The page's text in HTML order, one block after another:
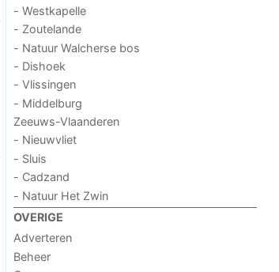
- Westkapelle
- Zoutelande
- Natuur Walcherse bos
- Dishoek
- Vlissingen
- Middelburg
Zeeuws-Vlaanderen
- Nieuwvliet
- Sluis
- Cadzand
- Natuur Het Zwin
OVERIGE
Adverteren
Beheer